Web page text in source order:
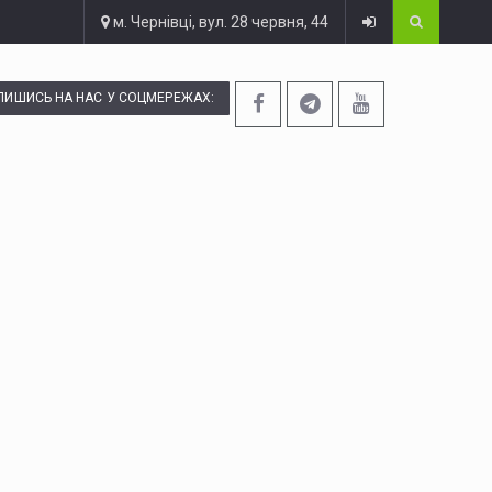
м. Чернівці, вул. 28 червня, 44
НА НАС У СОЦМЕРЕЖАХ: